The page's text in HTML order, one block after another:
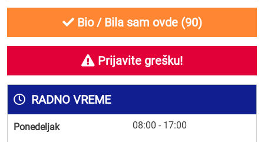
Bio / Bila sam ovde (90)
Prijavite grešku!
RADNO VREME
Ponedeljak 08:00 - 17:00